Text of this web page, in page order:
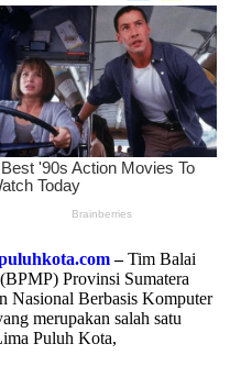
–Tim Balai
Provinsi Sumatera
Nasional Berbasis Komputer
merupakan salah satu
Puluh Kota,